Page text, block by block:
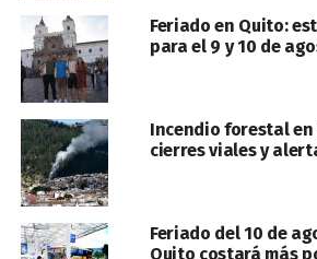
Feriado en Quito:
para el 9 y 10 de
Incendio forestal
cierres viales y
Feriado del 10 de
Quito costará más